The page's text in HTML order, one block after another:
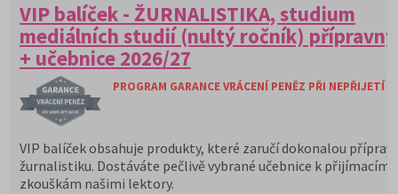
VIP balíček - ŽURNALISTIKA, studium
mediálních studií (nultý ročník)
+ učebnice 2026/27
PROGRAM GARANCE VRÁCENÍ PENĚZ PŘI NEPŘIJETÍ
VIP balíček obsahuje produkty, které zaručí dokonalou
žurnalistiku. Dostáváte pečlivě vybrané učebnice k přijímacím
zkouškám našimi lektory.